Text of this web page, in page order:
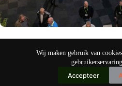
Wij maken gebruik van
Accepteer
legt accent op de rol van AI
nov 9, 2024